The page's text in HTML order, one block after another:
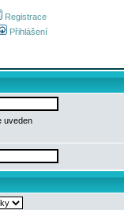
Registrace
Přihlášení
uveden